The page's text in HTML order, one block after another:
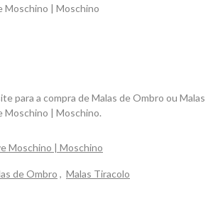
Moschino | Moschino
para a compra de Malas de Ombro ou Malas
Moschino | Moschino.
Moschino | Moschino
de Ombro , Malas Tiracolo